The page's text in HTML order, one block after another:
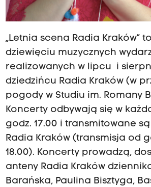
„Letnia scena Radia Kraków”
dziewięciu muzycznych
realizowanych w lipcu i
dziedzińcu Radia Kraków (w
pogody w Studiu im. Romany
Koncerty odbywają się w
godz. 17.00 i transmitowane
Radia Kraków (transmisja od
18.00). Koncerty prowadzą,
anteny Radia Kraków
Barańska, Paulina Bisztyga,